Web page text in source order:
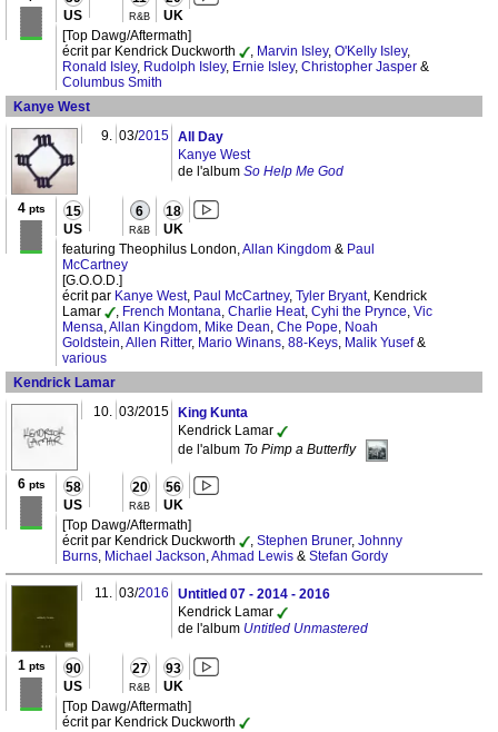
US R&B UK
[Top Dawg/Aftermath]
écrit par Kendrick Duckworth
, Marvin Isley, O'Kelly Isley,
Ronald Isley, Rudolph Isley, Ernie Isley, Christopher Jasper &
Columbus Smith
Kanye West
9. 03/2015 All Day
Kanye West
de l'album So Help Me God
4pts 15
US
6
R&B
18
UK
featuring Theophilus London,Allan Kingdom & Paul
McCartney
[G.O.O.D.]
écrit par Kanye West, Paul McCartney, Tyler Bryant, Kendrick
Lamar
, French Montana, Charlie Heat, Cyhi the Prynce, Vic
Mensa,Allan Kingdom, Mike Dean, Che Pope, Noah
Goldstein,Allen Ritter, Mario Winans, 88-Keys, Malik Yusef&
various
Kendrick Lamar
10. 03/2015
King Kunta
Kendrick Lamar
de l'album To Pimp a Butterfly
6pts 58
US
20
R&B
56
UK
[Top Dawg/Aftermath]
écrit par Kendrick Duckworth
, Stephen Bruner, Johnny
Burns, Michael Jackson,Ahmad Lewis & Stefan Gordy
11. 03/2016
Untitled 07 - 2014 - 2016
Kendrick Lamar
de l'album Untitled Unmastered
1 pts 90
US
27
R&B
93
UK
[Top Dawg/Aftermath]
écrit par Kendrick Duckworth